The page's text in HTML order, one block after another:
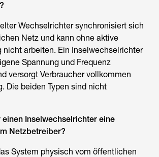
Wechselrichter synchronisiert sich
Netz und kann ohne aktive
nicht arbeiten. Ein Inselwechselrichter
Spannung und Frequenz
versorgt Verbraucher vollkommen
Die beiden Typen sind nicht
einen Inselwechselrichter eine
Netzbetreiber?
System physisch vom öffentlichen